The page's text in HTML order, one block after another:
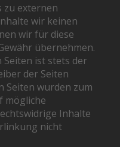
zu externen
wir keinen
wir für diese
übernehmen.
Seiten ist stets der
der Seiten
Seiten wurden zum
mögliche
Inhalte
nicht